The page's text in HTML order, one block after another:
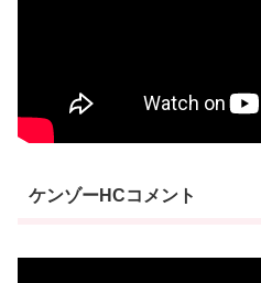
ケンゾーHCコメント